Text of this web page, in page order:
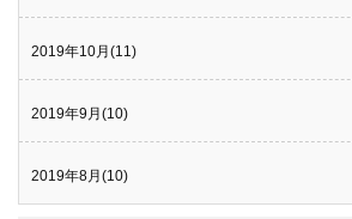
2019年10月(11)
2019年9月(10)
2019年8月(10)